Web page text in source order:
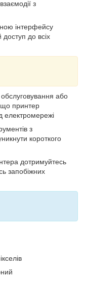
з
інтерфейсу
до всіх
або
що принтер
електромережі
з
короткого
дотримуйтесь
запобіжних